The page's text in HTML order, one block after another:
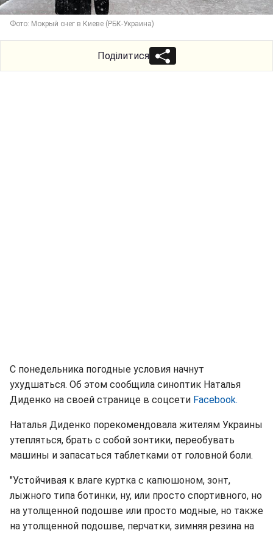
Фото: Мокрый снег в Киеве (РБК-Украина)
Поділитися
С понедельника погодные условия начнут
ухудшаться. Об этом сообщила синоптик Наталья
Диденко на своей странице в соцсети Facebook.
Наталья Диденко порекомендовала жителям Украины
утепляться, брать с собой зонтики, переобувать
машины и запасаться таблетками от головной боли.
"Устойчивая к влаге куртка с капюшоном, зонт,
лыжного типа ботинки, ну, или просто спортивного, но
на утолщенной подошве или просто модные, но также
на утолщенной подошве, перчатки, зимняя резина на